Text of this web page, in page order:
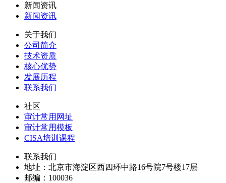
新闻资讯
新闻资讯
关于我们
公司简介
技术资质
核心优势
发展历程
联系我们
社区
审计常用网址
审计常用模板
CISA培训课程
联系我们
地址： 北京市海淀区西四环中路16号院7号楼17层
邮编： 100036